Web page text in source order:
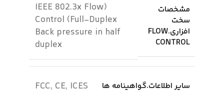
مشخصات
سخت
افزاری.FLOW
CONTROL
(IEEE 802.3x Flow
Control (Full-Duplex
Back pressure in half
duplex
سایر اطلاعات.گواهینامه ها FCC, CE, ICES